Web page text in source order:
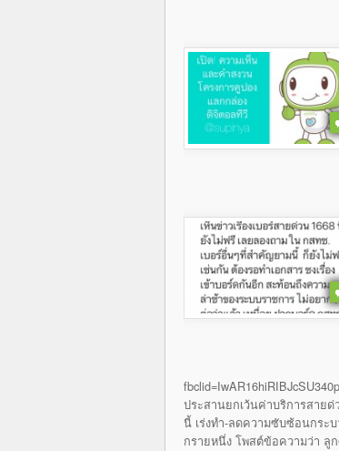
ประสานยกเว้นค่าบริการสา
นี้ เร่งทำ-ลดความซับซ้อนกระ
กรายหนึ่ง โพสต์ข้อความว่า ลู